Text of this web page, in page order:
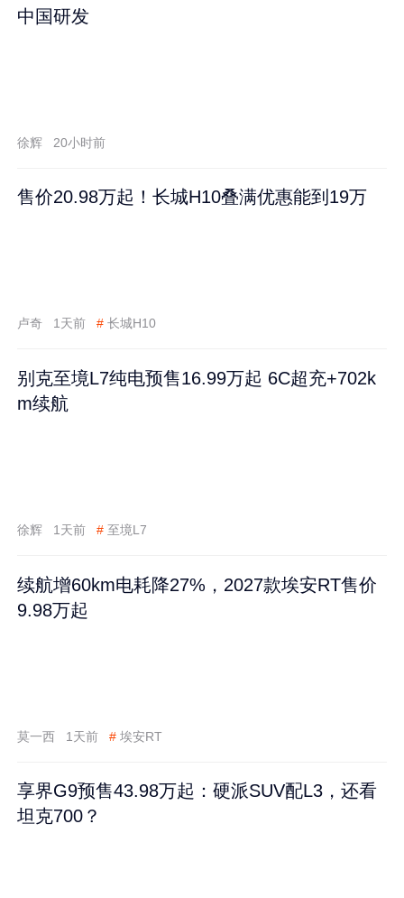
中国研发
徐辉 20小时前
售价20.98万起！长城H10叠满优惠能到19万
卢奇 1天前 # 长城H10
别克至境L7纯电预售16.99万起 6C超充+702k
m续航
徐辉 1天前 # 至境L7
续航增60km电耗降27%，2027款埃安RT售价
9.98万起
莫一西 1天前 # 埃安RT
享界G9预售43.98万起：硬派SUV配L3，还看
坦克700？